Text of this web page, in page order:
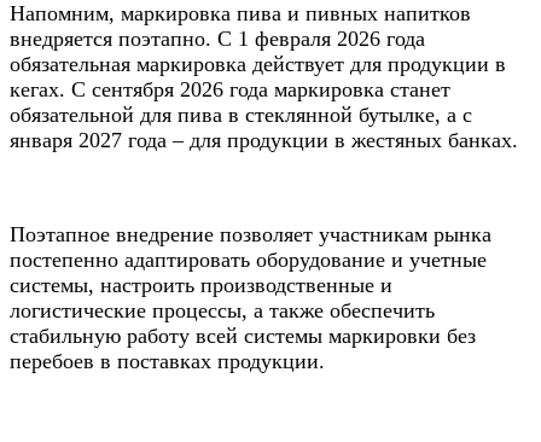
Напомним, маркировка пива и пивных напитков
внедряется поэтапно. С 1 февраля 2026 года
обязательная маркировка действует для продукции в
кегах. С сентября 2026 года маркировка станет
обязательной для пива в стеклянной бутылке, а с
января 2027 года – для продукции в жестяных банках.
Поэтапное внедрение позволяет участникам рынка
постепенно адаптировать оборудование и учетные
системы, настроить производственные и
логистические процессы, а также обеспечить
стабильную работу всей системы маркировки без
перебоев в поставках продукции.